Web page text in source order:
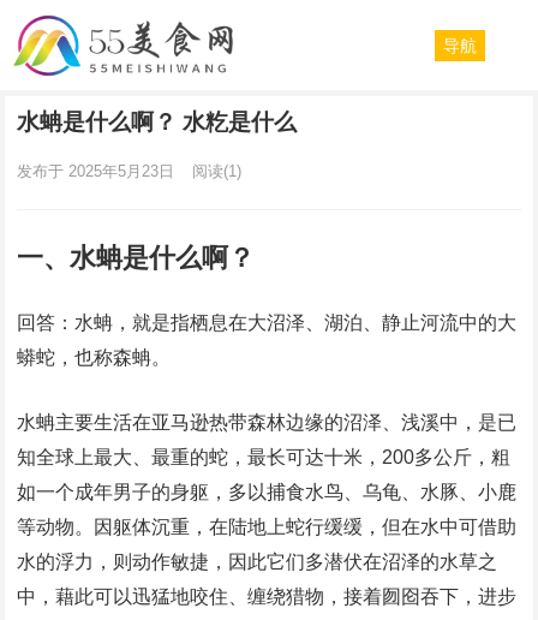
导航
水蚺是什么啊？ 水籺是什么
发布于 2025年5月23日 阅读(1)
一、水蚺是什么啊？
回答：水蚺，就是指栖息在大沼泽、湖泊、静止河流中的大
蟒蛇，也称森蚺。
水蚺主要生活在亚马逊热带森林边缘的沼泽、浅溪中，是已
知全球上最大、最重的蛇，最长可达十米，200多公斤，粗
如一个成年男子的身躯，多以捕食水鸟、乌龟、水豚、小鹿
等动物。因躯体沉重，在陆地上蛇行缓缓，但在水中可借助
水的浮力，则动作敏捷，因此它们多潜伏在沼泽的水草之
中，藉此可以迅猛地咬住、缠绕猎物，接着囫囵吞下，进步